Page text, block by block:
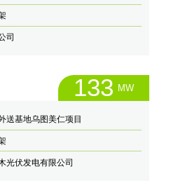
司
133 MW
送基地乌图美仁项目
光伏发电有限公司